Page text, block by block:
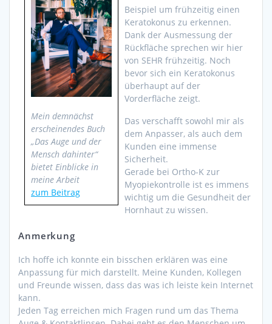
Mein demnächst
erscheinendes Buch
„Das Auge und der
Mensch dahinter“
bietet Einblicke in
meine Arbeit
zum Beitrag
Beispiel um frühzeitig einen
Keratokonus zu erkennen.
Dank der Ausmessung der
Rückfläche sprechen wir hier
von SEHR frühzeitig. Noch
bevor sich ein Keratokonus
überhaupt auf der
Vorderfläche zeigt.
Das verschafft sowohl mir als
dem Anpasser, als auch dem
Kunden eine immense
Sicherheit.
Gerade bei Ortho-K zur
Myopiekontrolle ist es immens
wichtig um die Gesundheit der
Hornhaut zu wissen.
Anmerkung
Ich hoffe ich konnte ein bisschen erklären was eine
Anpassung für mich darstellt. Meine Kunden, Kollegen
und Freunde wissen, dass das was ich leiste kein Internet
kann.
Jeden Tag erreichen mich Fragen rund um das Thema